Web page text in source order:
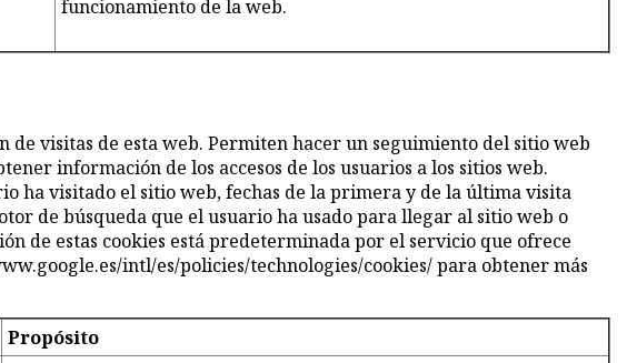
funcionamiento de la web.
visitas de esta web. Permiten hacer un seguimiento del sitio web
información de los accesos de los usuarios a los sitios web.
ha visitado el sitio web, fechas de la primera y de la última visita
de búsqueda que el usuario ha usado para llegar al sitio web o
de estas cookies está predeterminada por el servicio que ofrece
intl/es/policies/technologies/cookies/ para obtener más
Propósito